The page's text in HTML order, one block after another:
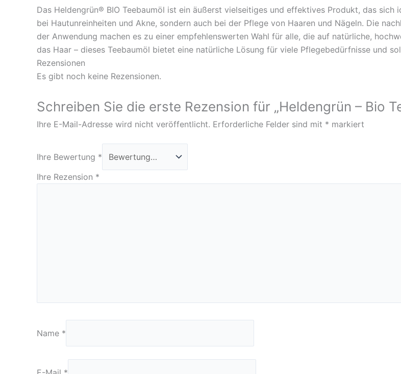
Das Heldengrün® BIO Teebaumöl ist ein äußerst vielseitiges und effektives Produkt, das
bei Hautunreinheiten und Akne, sondern auch bei der Pflege von Haaren und Nägeln. Die
der Anwendung machen es zu einer empfehlenswerten Wahl für alle, die auf natürliche,
das Haar – dieses Teebaumöl bietet eine natürliche Lösung für viele Pflegebedürfnisse und
Rezensionen
Es gibt noch keine Rezensionen.
Schreiben Sie die erste Rezension für „Heldengrün – Bio
Ihre E-Mail-Adresse wird nicht veröffentlicht. Erforderliche Felder sind mit * markiert
Ihre Bewertung *
Ihre Rezension *
Name *